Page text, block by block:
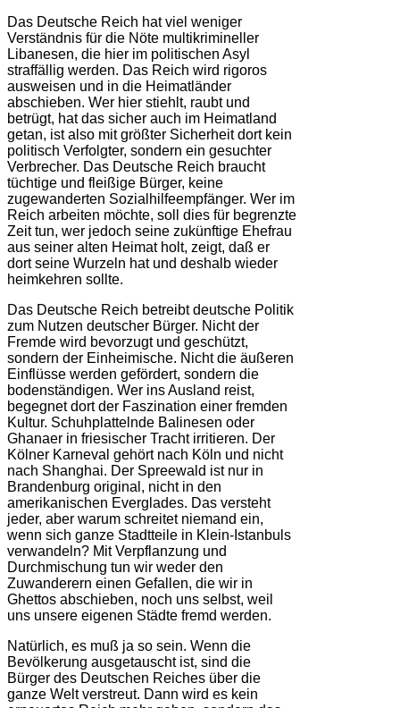
Das Deutsche Reich hat viel weniger
Verständnis für die Nöte multikrimineller
Libanesen, die hier im politischen Asyl
straffällig werden. Das Reich wird rigoros
ausweisen und in die Heimatländer
abschieben. Wer hier stiehlt, raubt und
betrügt, hat das sicher auch im Heimatland
getan, ist also mit größter Sicherheit dort kein
politisch Verfolgter, sondern ein gesuchter
Verbrecher. Das Deutsche Reich braucht
tüchtige und fleißige Bürger, keine
zugewanderten Sozialhilfeempfänger. Wer im
Reich arbeiten möchte, soll dies für begrenzte
Zeit tun, wer jedoch seine zukünftige Ehefrau
aus seiner alten Heimat holt, zeigt, daß er
dort seine Wurzeln hat und deshalb wieder
heimkehren sollte.
Das Deutsche Reich betreibt deutsche Politik
zum Nutzen deutscher Bürger. Nicht der
Fremde wird bevorzugt und geschützt,
sondern der Einheimische. Nicht die äußeren
Einflüsse werden gefördert, sondern die
bodenständigen. Wer ins Ausland reist,
begegnet dort der Faszination einer fremden
Kultur. Schuhplattelnde Balinesen oder
Ghanaer in friesischer Tracht irritieren. Der
Kölner Karneval gehört nach Köln und nicht
nach Shanghai. Der Spreewald ist nur in
Brandenburg original, nicht in den
amerikanischen Everglades. Das versteht
jeder, aber warum schreitet niemand ein,
wenn sich ganze Stadtteile in Klein-Istanbuls
verwandeln? Mit Verpflanzung und
Durchmischung tun wir weder den
Zuwanderern einen Gefallen, die wir in
Ghettos abschieben, noch uns selbst, weil
uns unsere eigenen Städte fremd werden.
Natürlich, es muß ja so sein. Wenn die
Bevölkerung ausgetauscht ist, sind die
Bürger des Deutschen Reiches über die
ganze Welt verstreut. Dann wird es kein